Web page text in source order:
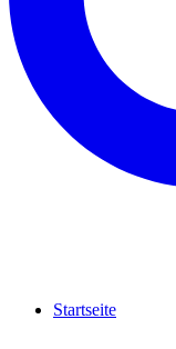
Startseite